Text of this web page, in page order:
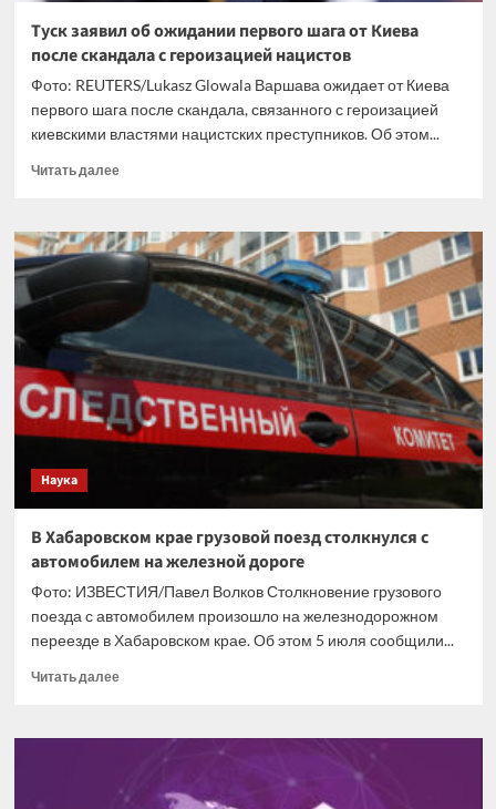
Туск заявил об ожидании первого шага от Киева
после скандала с героизацией нацистов
Фото: REUTERS/Lukasz Glowala Варшава ожидает от Киева
первого шага после скандала, связанного с героизацией
киевскими властями нацистских преступников. Об этом...
Читать далееПрочитать
Туск
заявил
об
ожидании
первого
от
Киева
после
скандала
с
Наука
В Хабаровском крае грузовой поезд столкнулся с
автомобилем на железной дороге
Фото: ИЗВЕСТИЯ/Павел Волков Столкновение грузового
поезда с автомобилем произошло на железнодорожном
переезде в Хабаровском крае. Об этом 5 июля сообщили...
Читать далееПрочитать
В
Хабаровском
грузовой